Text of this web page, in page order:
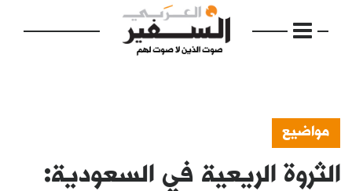
الرئيسية
مواضيع
الثروة الريعية في السعودية: